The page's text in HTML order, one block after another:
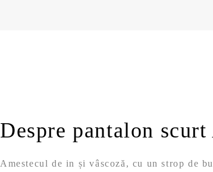
Despre pantalon
Amestecul de in și vâscoză, cu un strop de